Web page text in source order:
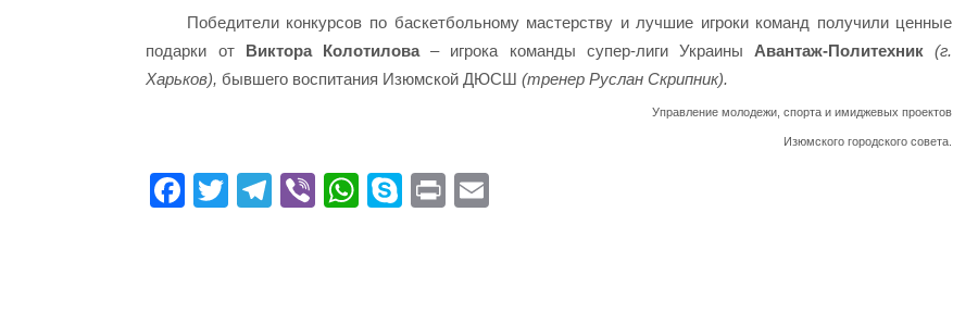
Победители конкурсов по баскетбольному мастерству и лучшие игроки команд получили ценные
подарки отВиктора Колотилова– игрока команды супер-лиги Украины Авантаж-Политехник
(г.
Харьков), бывшего воспитания Изюмской ДЮСШ(тренер Руслан Скрипник).
Управление молодежи, спорта и имиджевых проектов
Изюмского городского совета.
Fa T
Te Vi
W
S
Pr